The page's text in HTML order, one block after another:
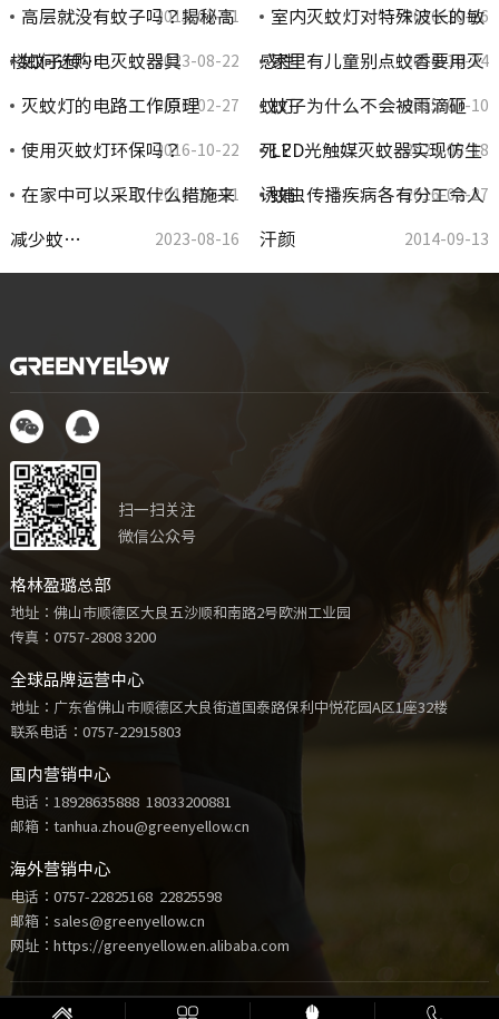
2015-03-11 2016-10-26
高层就没有蚊子吗？揭秘高
楼蚊子传… 2023-08-22
室内灭蚊灯对特殊波长的敏
感性 2016-10-24
如何选购电灭蚊器具
2016-02-27
家里有儿童别点蚊香要用灭
蚊灯 2015-03-10
灭蚊灯的电路工作原理
2016-10-22
蚊子为什么不会被雨滴砸
死？ 2023-08-18
使用灭蚊灯环保吗？
2016-10-21
LED光触媒灭蚊器实现仿生
诱捕 2016-02-27
在家中可以采取什么措施来
减少蚊… 2023-08-16
蚊虫传播疾病各有分工令人
汗颜 2014-09-13
扫一扫关注
微信公众号
格林盈璐总部
地址：佛山市顺德区大良五沙顺和南路2号欧洲工业园
传真：0757-2808 3200
全球品牌运营中心
地址：广东省佛山市顺德区大良街道国泰路保利中悦花园A区1座32楼
联系电话： 0757-22915803
国内营销中心
电话： 18928635888 18033200881
邮箱：tanhua.zhou@greenyellow.cn
海外营销中心
电话： 0757-22825168 22825598
邮箱：sales@greenyellow.cn
网址：https://greenyellow.en.alibaba.com
Copyright © 2021 格林盈璐电器科技有限公司 版权所有 | 粤ICP备16097722